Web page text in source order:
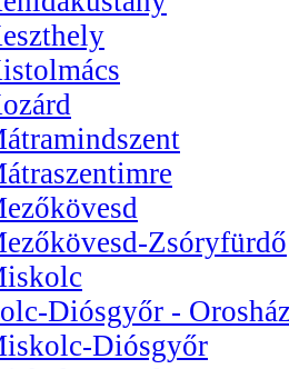
Zsóryfürdő
Diósgyőr -
Diósgyőr